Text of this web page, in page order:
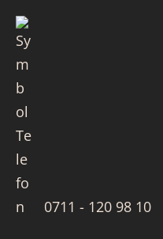
0711 - 120 98 10